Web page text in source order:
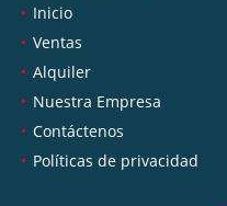
Inicio
Ventas
Alquiler
Nuestra Empresa
Contáctenos
Políticas de privacidad